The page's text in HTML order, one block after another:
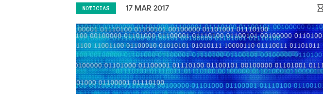
NOTICIAS 17 MAR 2017